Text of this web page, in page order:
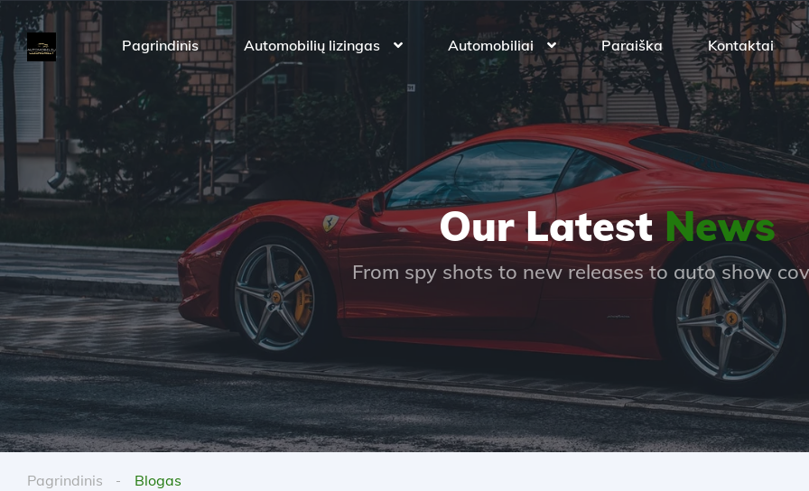
Pagrindinis Automobilių lizingas Automobiliai Paraiška Kontaktai
Our LatestNews
From spy shots to new releases to auto show
Pagrindinis Blogas